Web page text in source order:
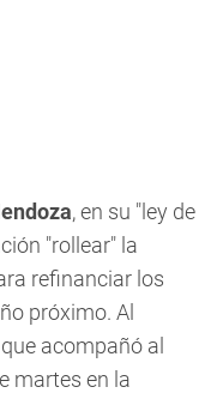
, en su "ley de
"rollear" la
refinanciar los
próximo. Al
acompañó al
martes en la